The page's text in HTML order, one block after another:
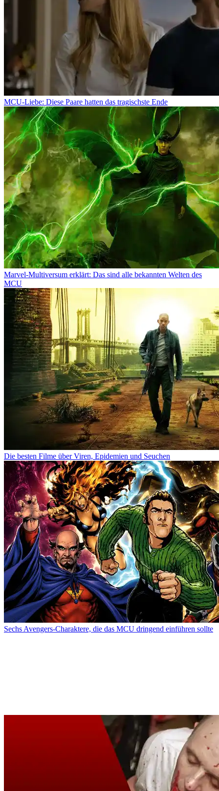
MCU-Liebe: Diese Paare hatten das tragischste Ende
Marvel-Multiversum erklärt: Das sind alle bekannten Welten des
MCU
Die besten Filme über Viren, Epidemien und Seuchen
Sechs Avengers-Charaktere, die das MCU dringend einführen sollte